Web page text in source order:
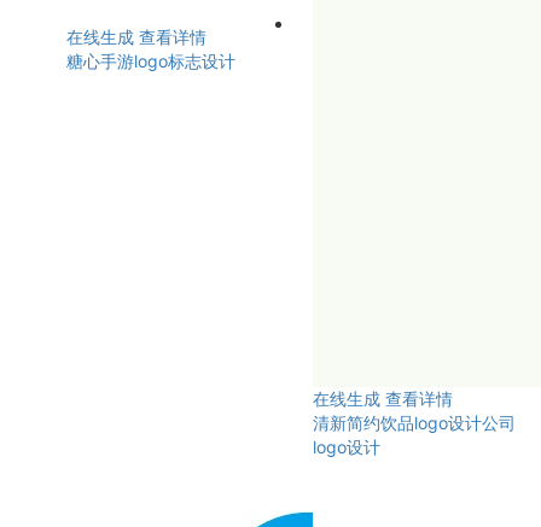
在线生成 查看详情
糖心手游logo标志设计
在线生成 查看详情
清新简约饮品logo设计公司
logo设计